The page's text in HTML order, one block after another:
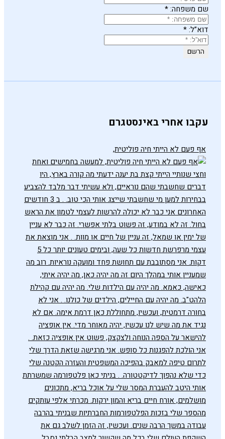
שם משפחה:*
דוא”ל:*
עקבו אחרי באינסטגרם
אף פעם לא הייתי חיה פוליטית,